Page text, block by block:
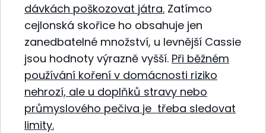
dávkách poškozovat játra. Zatímco
cejlonská skořice ho obsahuje jen
zanedbatelné množství, u levnější Cassie
jsou hodnoty výrazně vyšší. Při běžném
používání koření v domácnosti riziko
nehrozí, ale u doplňků stravy nebo
průmyslového pečiva je třeba sledovat
limity.